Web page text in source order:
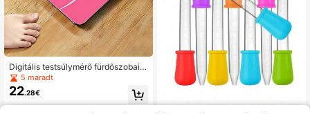
Digitális testsúlymérő fürdőszobai
mérleg, rózsaszín, max. kapacitás:
400 lbs/180 kg, iskolakezdéshez
5 maradt
22.28€